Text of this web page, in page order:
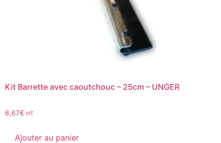
Kit Barrette avec caoutchouc – 25cm – UNGER
6,67€ HT
Ajouter au panier